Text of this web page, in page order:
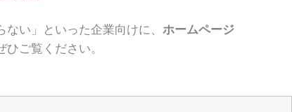
い」といった企業向けに、 ホームページ
ご覧ください。